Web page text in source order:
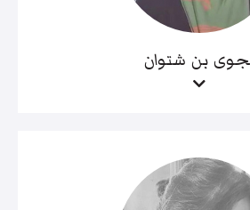
بن شتوان